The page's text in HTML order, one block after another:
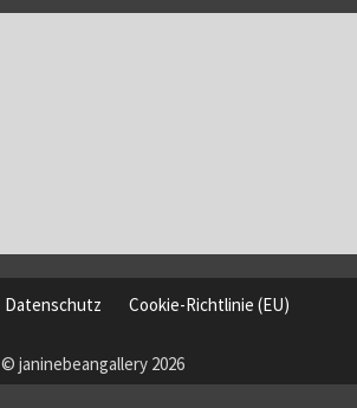
Datenschutz Cookie-Richtlinie (EU)
© janinebeangallery 2026